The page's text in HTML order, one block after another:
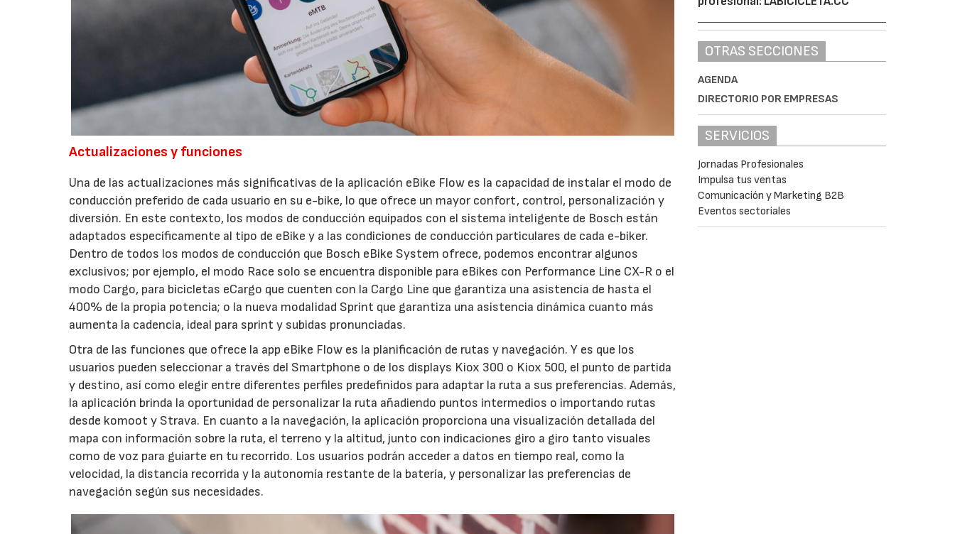
Actualizaciones y funciones
Una de las actualizaciones más significativas de la aplicación eBike Flow es la capacidad de instalar el modo de
conducción preferido de cada usuario en su e-bike, lo que ofrece un mayor confort, control, personalización y
diversión. En este contexto, los modos de conducción equipados con el sistema inteligente de Bosch están
adaptados específicamente al tipo de eBike y a las condiciones de conducción particulares de cada e-biker.
Dentro de todos los modos de conducción que Bosch eBike System ofrece, podemos encontrar algunos
exclusivos; por ejemplo, el modo Race solo se encuentra disponible para eBikes con Performance Line CX-R o el
modo Cargo, para bicicletas eCargo que cuenten con la Cargo Line que garantiza una asistencia de hasta el
400% de la propia potencia; o la nueva modalidad Sprint que garantiza una asistencia dinámica cuanto más
aumenta la cadencia, ideal para sprint y subidas pronunciadas.
Otra de las funciones que ofrece la app eBike Flow es la planificación de rutas y navegación. Y es que los
usuarios pueden seleccionar a través del Smartphone o de los displays Kiox 300 o Kiox 500, el punto de partida
y destino, así como elegir entre diferentes perfiles predefinidos para adaptar la ruta a sus preferencias. Además,
la aplicación brinda la oportunidad de personalizar la ruta añadiendo puntos intermedios o importando rutas
desde komoot y Strava. En cuanto a la navegación, la aplicación proporciona una visualización detallada del
mapa con información sobre la ruta, el terreno y la altitud, junto con indicaciones giro a giro tanto visuales
como de voz para guiarte en tu recorrido. Los usuarios podrán acceder a datos en tiempo real, como la
velocidad, la distancia recorrida y la autonomía restante de la batería, y personalizar las preferencias de
navegación según sus necesidades.
OTRAS SECCIONES
AGENDA
DIRECTORIO POR EMPRESAS
SERVICIOS
Jornadas Profesionales
Impulsa tus ventas
Comunicación y Marketing B2B
Eventos sectoriales